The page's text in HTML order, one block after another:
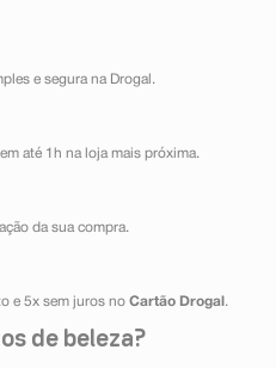
e segura na Drogal.
até 1h na loja mais próxima.
da sua compra.
e 5x sem juros no Cartão Drogal .
de beleza?